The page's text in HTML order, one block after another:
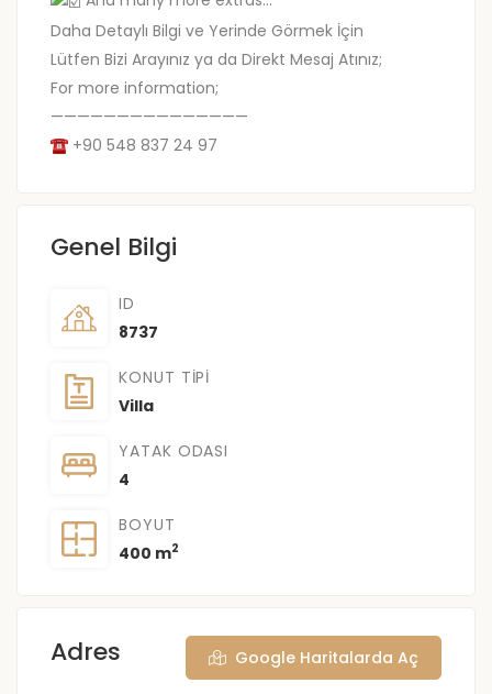
Daha Detaylı Bilgi ve Yerinde Görmek İçin
Lütfen Bizi Arayınız ya da Direkt Mesaj Atınız;
For more information;
———————————————
+90 548 837 24 97
Genel Bilgi
ID
8737
KONUT TIPI
Villa
YATAK ODASI
4
BOYUT
400 m2
Adres Google Haritalarda Aç